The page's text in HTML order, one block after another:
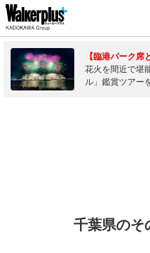
【臨港パーク席
花火を間近で堪
ル」鑑賞ツアー
千葉県のそ